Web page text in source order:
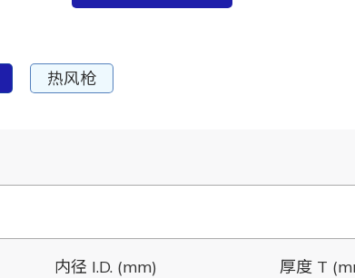
热风枪
内径 I.D. (mm) 厚度 T